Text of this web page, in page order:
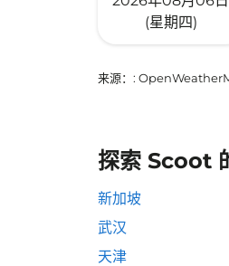
(星期四)
来源： :
探索 Scoot
新加坡
武汉
天津